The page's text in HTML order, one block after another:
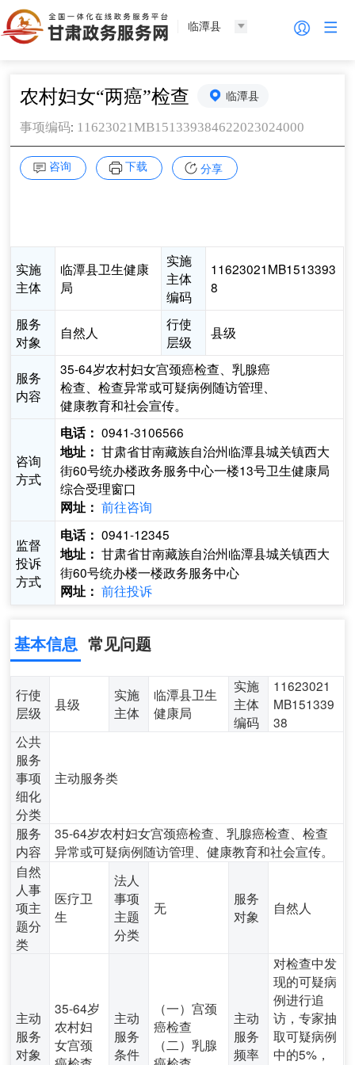
临潭县
农村妇女“两癌”检查 临潭县
事项编码: 11623021MB151339384622023024000
咨询 下载 分享
实施
主体
临潭县卫生健康
局
实施
主体
编码
11623021MB1513393
8
服务
对象
自然人
行使
层级
县级
服务
内容
35-64岁农村妇女宫颈癌检查、乳腺癌
检查、检查异常或可疑病例随访管理、
健康教育和社会宣传。
咨询
方式
电话： 0941-3106566
地址： 甘肃省甘南藏族自治州临潭县城关镇西大
街60号统办楼政务服务中心一楼13号卫生健康局
综合受理窗口
网址： 前往咨询
监督
投诉
方式
电话： 0941-12345
地址： 甘肃省甘南藏族自治州临潭县城关镇西大
街60号统办楼一楼政务服务中心
网址： 前往投诉
基本信息 常见问题
行使
层级
县级
实施
主体
临潭县卫生
健康局
实施
主体
编码
11623021
MB151339
38
公共
服务
事项
细化
分类
主动服务类
服务
内容
35-64岁农村妇女宫颈癌检查、乳腺癌检查、检查
异常或可疑病例随访管理、健康教育和社会宣传。
自然
人事
项主
题分
类
医疗卫
生
法人
事项
主题
分类
无
服务
对象
自然人
主动
服务
对象
35-64岁
农村妇
女宫颈
主动
服务
条件
（一）宫颈
癌检查
（二）乳腺
主动
服务
频率
对检查中发
现的可疑病
例进行追
访，专家抽
取可疑病例
中的5%，